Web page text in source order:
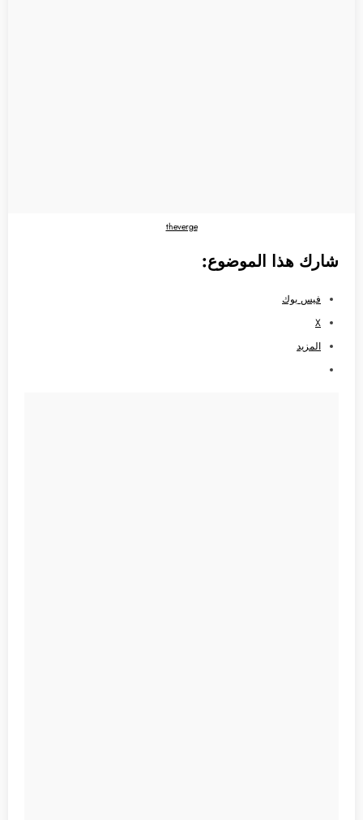
theverge
شارك هذا الموضوع:
فيس بوك
X
المزيد